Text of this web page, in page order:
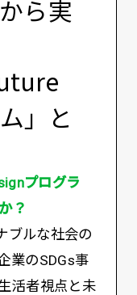
ら実
」と
プログラ
？
ブルな社会の
業のSDGs事
活者視点と未